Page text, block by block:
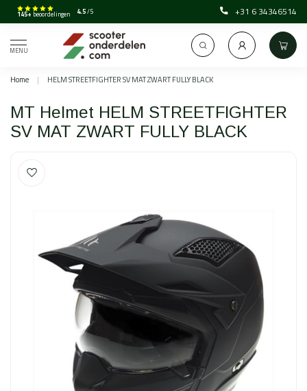
145+ beoordelingen 4.5/5 +31 6 34346514
MENU
Home | HELM STREETFIGHTER SV MAT ZWART FULLY BLACK
MT Helmet HELM STREETFIGHTER
SV MAT ZWART FULLY BLACK